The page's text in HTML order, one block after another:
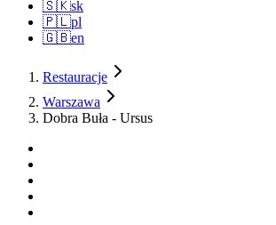
🇸🇰sk
🇵🇱pl
🇬🇧en
Restauracje
Warszawa
Dobra Buła - Ursus